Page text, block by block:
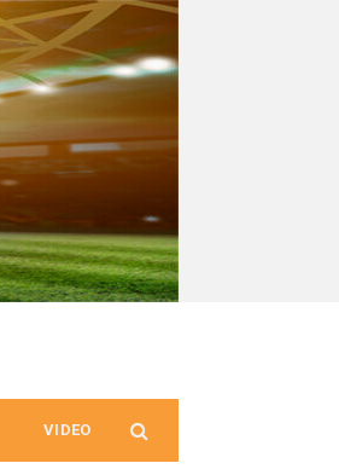
VIDEO